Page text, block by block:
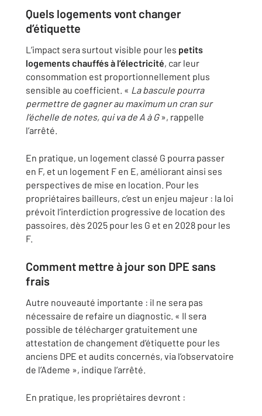
Quels logements vont changer
d’étiquette
L’impact sera surtout visible pour les petits
logements chauffés à l’électricité, car leur
consommation est proportionnellement plus
sensible au coefficient. « La bascule pourra
permettre de gagner au maximum un cran sur
l’échelle de notes, qui va de A à G », rappelle
l’arrêté.
En pratique, un logement classé G pourra passer
en F, et un logement F en E, améliorant ainsi ses
perspectives de mise en location. Pour les
propriétaires bailleurs, c’est un enjeu majeur : la loi
prévoit l’interdiction progressive de location des
passoires, dès 2025 pour les G et en 2028 pour les
F.
Comment mettre à jour son DPE sans
frais
Autre nouveauté importante : il ne sera pas
nécessaire de refaire un diagnostic. « Il sera
possible de télécharger gratuitement une
attestation de changement d’étiquette pour les
anciens DPE et audits concernés, via l’observatoire
de l’Ademe », indique l’arrêté.
En pratique, les propriétaires devront :